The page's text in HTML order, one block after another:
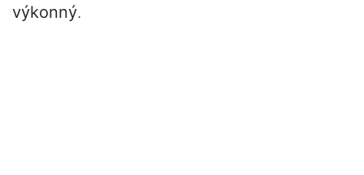
výkonný.